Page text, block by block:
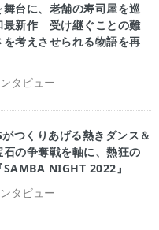
タビュー
台に、老舗の寿司屋を巡
最新作 受け継ぐことの難
考えさせられる物語を再
タビュー
つくりあげる熱きダンス＆
の争奪戦を軸に、熱狂の
NIGHT 2022』